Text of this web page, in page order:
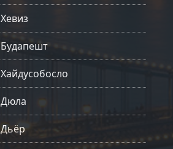
Хевиз
Будапешт
Хайдусобосло
Дюла
Дьёр